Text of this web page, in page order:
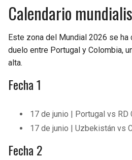
Calendario
Este zona del Mundial 2026 se
duelo entre Portugal y Colombia,
alta.
Fecha 1
17 de junio | Portugal vs RD
17 de junio | Uzbekistán vs
Fecha 2